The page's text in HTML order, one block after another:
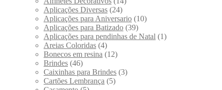
Aplicações Diversas (24)
Aplicações para Aniversario (10)
Aplicações para Batizado (39)
Aplicações para pendinhas de Natal (1)
Areias Coloridas (4)
Bonecos em resina (12)
Brindes (46)
Caixinhas para Brindes (3)
Cartões Lembrança (5)